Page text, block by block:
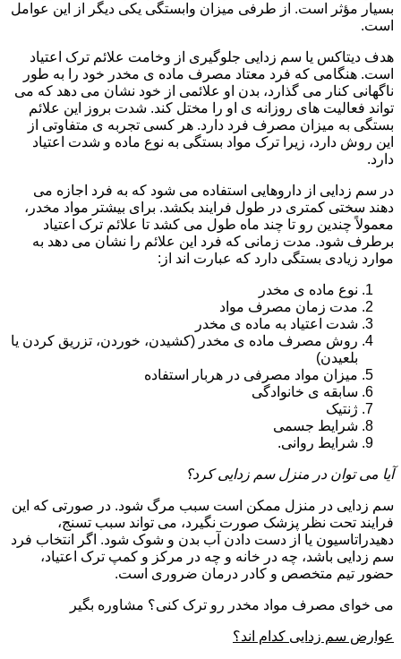
بسیار مؤثر است. از طرفی میزان وابستگی یکی دیگر از این عوامل
است.
هدف دیتاکس یا سم زدایی جلوگیری از وخامت علائم ترک اعتیاد
است. هنگامی که فرد معتاد مصرف ماده ی مخدر خود را به طور
ناگهانی کنار می گذارد، بدن او علائمی از خود نشان می دهد که می
تواند فعالیت های روزانه ی او را مختل کند. شدت بروز این علائم
بستگی به میزان مصرف فرد دارد. هر کسی تجربه ی متفاوتی از
این روش دارد، زیرا ترک مواد بستگی به نوع ماده و شدت اعتیاد
دارد.
در سم زدایی از داروهایی استفاده می شود که به فرد اجازه می
دهند سختی کمتری در طول فرایند بکشد. برای بیشتر مواد مخدر،
معمولاً چندین رو تا چند ماه طول می کشد تا علائم ترک اعتیاد
برطرف شود. مدت زمانی که فرد این علائم را نشان می دهد به
موارد زیادی بستگی دارد که عبارت اند از:
نوع ماده ی مخدر
مدت زمان مصرف مواد
شدت اعتیاد به ماده ی مخدر
روش مصرف ماده ی مخدر (کشیدن، خوردن، تزریق کردن یا
بلعیدن)
میزان مواد مصرفی در هربار استفاده
سابقه ی خانوادگی
ژنتیک
شرایط جسمی
شرایط روانی.
آیا می توان در منزل سم زدایی کرد؟
سم زدایی در منزل ممکن است سبب مرگ شود. در صورتی که این
فرایند تحت نظر پزشک صورت نگیرد، می تواند سبب تسنج،
دهیدراتاسیون یا از دست دادن آب بدن و شوک شود. اگر انتخاب فرد
سم زدایی باشد، چه در خانه و چه در مرکز و کمپ ترک اعتیاد،
حضور تیم متخصص و کادر درمان ضروری است.
می خوای مصرف مواد مخدر رو ترک کنی؟ مشاوره بگیر
عوارض سم زدایی کدام اند؟